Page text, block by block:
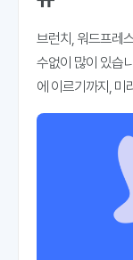
브런치, 워드프레스, 블로그 등
수없이 많이 있습
에 이르기까지, 미
리에이터나 글쓰
보하면서 다양한
크리에이터 입장